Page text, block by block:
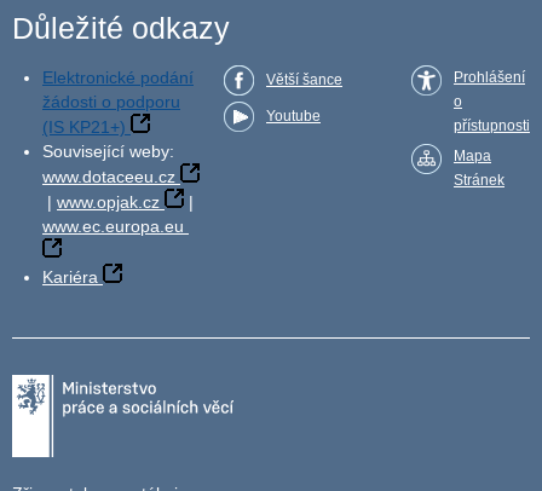
Důležité odkazy
Elektronické podání
žádosti o podporu
(IS KP21+)
Související weby:
www.dotaceeu.cz
| www.opjak.cz
|
www.ec.europa.eu
Kariéra
Větší šance
Youtube
Prohlášení
o
přístupnosti
Mapa
Stránek